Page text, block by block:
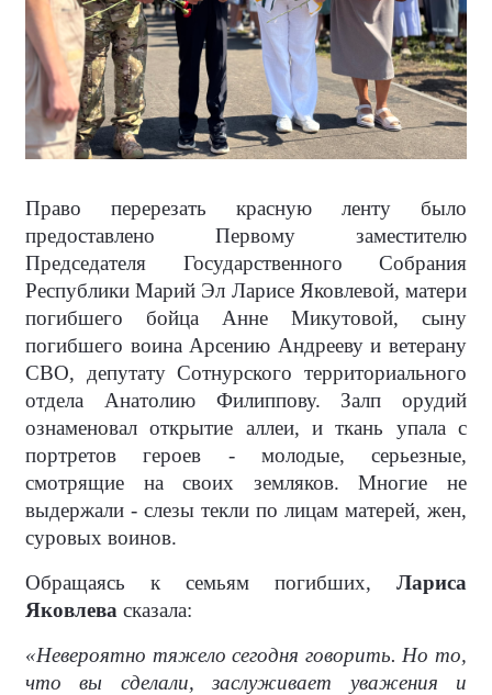
Право перерезать красную ленту было
предоставлено Первому заместителю
Председателя Государственного Собрания
Республики Марий Эл Ларисе Яковлевой, матери
погибшего бойца Анне Микутовой, сыну
погибшего воина Арсению Андрееву и ветерану
СВО, депутату Сотнурского территориального
отдела Анатолию Филиппову. Залп орудий
ознаменовал открытие аллеи, и ткань упала с
портретов героев - молодые, серьезные,
смотрящие на своих земляков. Многие не
выдержали - слезы текли по лицам матерей, жен,
суровых воинов.
Обращаясь к семьям погибших, Лариса
Яковлева сказала:
«Невероятно тяжело сегодня говорить. Но то,
что вы сделали, заслуживает уважения и